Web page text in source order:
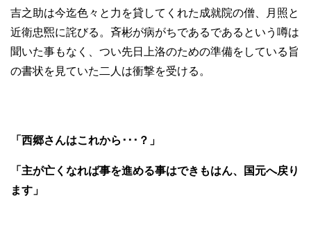
吉之助は今迄色々と力を貸してくれた成就院の僧、月照と
近衛忠煕に詫びる。斉彬が病がちであるであるという噂は
聞いた事もなく、つい先日上洛のための準備をしている旨
の書状を見ていた二人は衝撃を受ける。
「西郷さんはこれから･･･？」
「主が亡くなれば事を進める事はできもはん、国元へ戻り
ます」